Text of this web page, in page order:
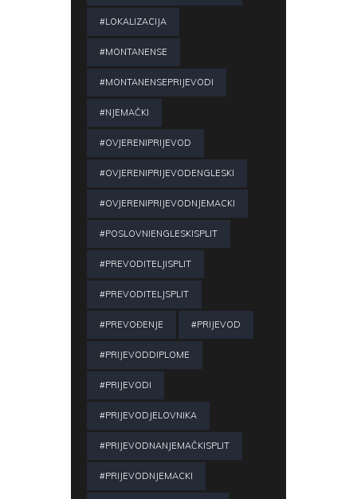
#LOKALIZACIJA
#MONTANENSE
#MONTANENSEPRIJEVODI
#NJEMAČKI
#OVJERENIPRIJEVOD
#OVJERENIPRIJEVODENGLESKI
#OVJERENIPRIJEVODNJEMACKI
#POSLOVNIENGLESKISPLIT
#PREVODITELJISPLIT
#PREVODITELJSPLIT
#PREVOĐENJE #PRIJEVOD
#PRIJEVODDIPLOME
#PRIJEVODI
#PRIJEVODJELOVNIKA
#PRIJEVODNANJEMAČKISPLIT
#PRIJEVODNJEMACKI